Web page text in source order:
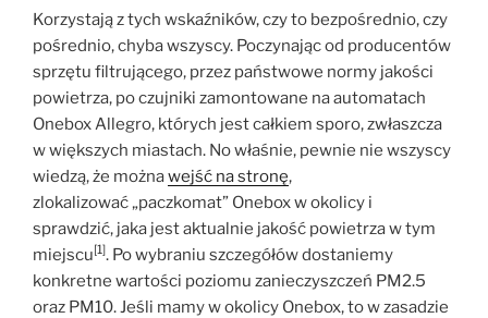
Korzystają z tych wskaźników, czy to bezpośrednio, czy
pośrednio, chyba wszyscy. Poczynając od producentów
sprzętu filtrującego, przez państwowe normy jakości
powietrza, po czujniki zamontowane na automatach
Onebox Allegro, których jest całkiem sporo, zwłaszcza
w większych miastach. No właśnie, pewnie nie wszyscy
wiedzą, że możnawejść na stronę,
zlokalizować „paczkomat” Onebox w okolicy i
sprawdzić, jaka jest aktualnie jakość powietrza w tym
miejscu[1]. Po wybraniu szczegółów dostaniemy
konkretne wartości poziomu zanieczyszczeń PM2.5
oraz PM10. Jeśli mamy w okolicy Onebox, to w zasadzie